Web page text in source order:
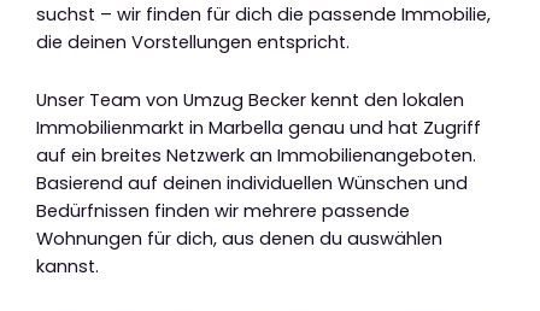
suchst – wir finden für dich die passende Immobilie,
die deinen Vorstellungen entspricht.
Unser Team von Umzug Becker kennt den lokalen
Immobilienmarkt in Marbella genau und hat Zugriff
auf ein breites Netzwerk an Immobilienangeboten.
Basierend auf deinen individuellen Wünschen und
Bedürfnissen finden wir mehrere passende
Wohnungen für dich, aus denen du auswählen
kannst.